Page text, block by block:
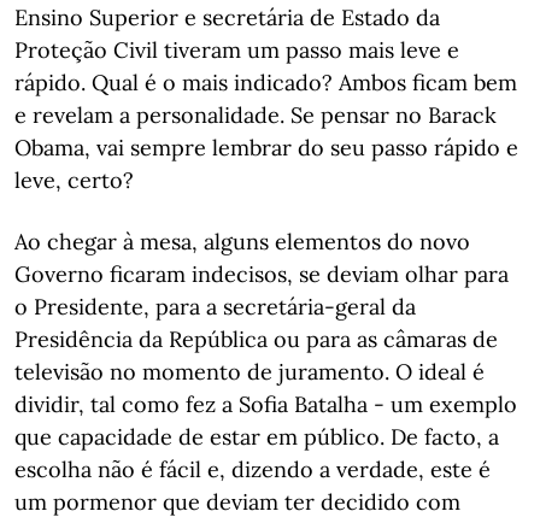
Ensino Superior e secretária de Estado da
Proteção Civil tiveram um passo mais leve e
rápido. Qual é o mais indicado? Ambos ficam bem
e revelam a personalidade. Se pensar no Barack
Obama, vai sempre lembrar do seu passo rápido e
leve, certo?
Ao chegar à mesa, alguns elementos do novo
Governo ficaram indecisos, se deviam olhar para
o Presidente, para a secretária-geral da
Presidência da República ou para as câmaras de
televisão no momento de juramento. O ideal é
dividir, tal como fez a Sofia Batalha - um exemplo
que capacidade de estar em público. De facto, a
escolha não é fácil e, dizendo a verdade, este é
um pormenor que deviam ter decidido com